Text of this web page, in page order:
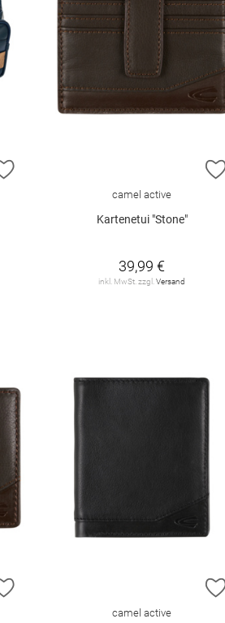
ZUR WUNSCHLISTE HINZUFÜGEN
camel active
Kartenetui "Stone"
39,99 €
inkl. MwSt. zzgl.Versand
ZUR WUNSCHLISTE HINZUFÜGEN
camel active